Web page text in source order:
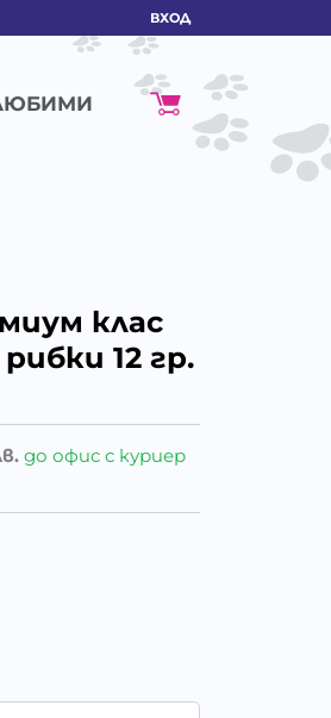
ВХОД
клас
12 гр.
до офис с куриер